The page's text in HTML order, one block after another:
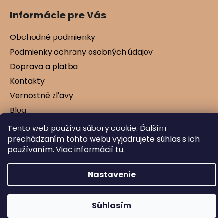
Tento web používa súbory cookie. Ďalším
prechádzaním tohto webu vyjadrujete súhlas s ich
používaním. Viac informácií tu.
Nastavenie
Súhlasím
Informácie pre Vás
Obchodné podmienky
Podmienky ochrany osobných údajov
Doprava a platba
Kontakty
Vernostné zľavy
Blog
Vytvoril Shoptet
Copyright 2026Mamtex.sk. Všetky práva
vyhradené.